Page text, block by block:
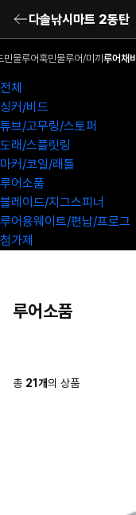
다솔낚시마트 2동탄
민물루어훅민물루어/미끼 루어채비
전체
싱커/비드
튜브/고무링/스토퍼
도래/스플릿링
마커/코일/래틀
루어소품
블레이드/지그스피너
루어용웨이트/편납/프로그
첨가제
루어소품
총 21 개의 상품